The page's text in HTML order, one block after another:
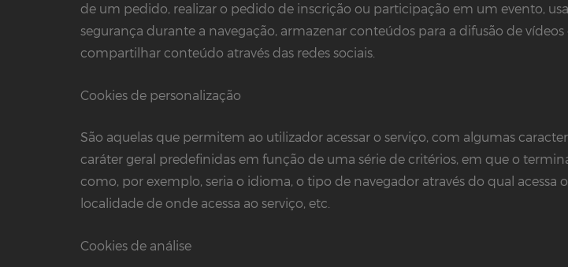
de um pedido, realizar o pedido de inscrição ou participação em um evento,
segurança durante a navegação, armazenar conteúdos para a difusão de vídeos
compartilhar conteúdo através das redes sociais.
Cookies de personalização
São aquelas que permitem ao utilizador acessar o serviço, com algumas
caráter geral predefinidas em função de uma série de critérios, em que o
como, por exemplo, seria o idioma, o tipo de navegador através do qual acessa o
localidade de onde acessa ao serviço, etc.
Cookies de análise